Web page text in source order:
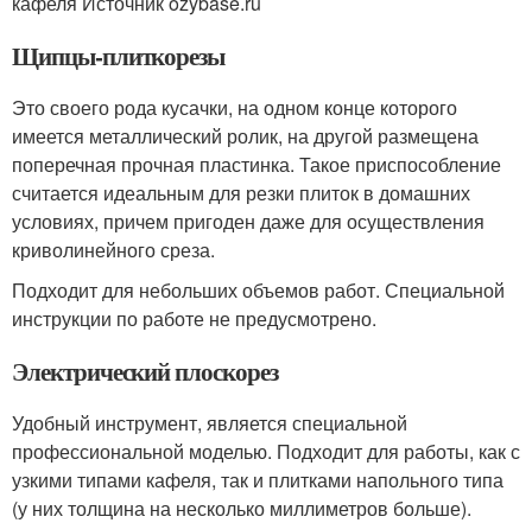
Щипцы-плиткорезы
Это своего рода кусачки, на одном конце которого
имеется металлический ролик, на другой размещена
поперечная прочная пластинка. Такое приспособление
считается идеальным для резки плиток в домашних
условиях, причем пригоден даже для осуществления
криволинейного среза.
Подходит для небольших объемов работ. Специальной
инструкции по работе не предусмотрено.
Электрический плоскорез
Удобный инструмент, является специальной
профессиональной моделью. Подходит для работы, как с
узкими типами кафеля, так и плитками напольного типа
(у них толщина на несколько миллиметров больше).